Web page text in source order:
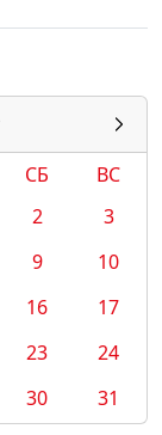
СБ
ВС
2
3
9
10
16
17
23
24
30 31